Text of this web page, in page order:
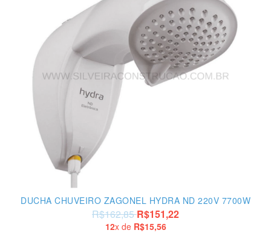
DUCHA CHUVEIRO ZAGONEL HYDRA ND 220V 7700W
R$162,85 R$151,22
12x de R$15,56